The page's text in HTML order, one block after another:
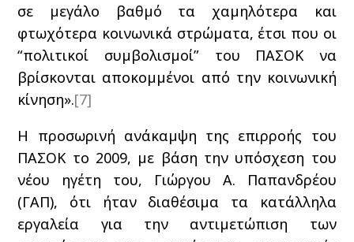
σε μεγάλο βαθμό τα χαμηλότερα και
φτωχότερα κοινωνικά στρώματα, έτσι που οι
“πολιτικοί συμβολισμοί” του ΠΑΣΟΚ να
βρίσκονται αποκομμένοι από την κοινωνική
κίνηση».[7]
Η προσωρινή ανάκαμψη της επιρροής του
ΠΑΣΟΚ το 2009, με βάση την υπόσχεση του
νέου ηγέτη του, Γιώργου Α. Παπανδρέου
(ΓΑΠ), ότι ήταν διαθέσιμα τα κατάλληλα
εργαλεία για την αντιμετώπιση των